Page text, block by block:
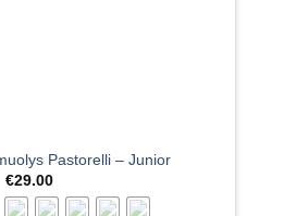
Pastorelli – Junior
€29.00